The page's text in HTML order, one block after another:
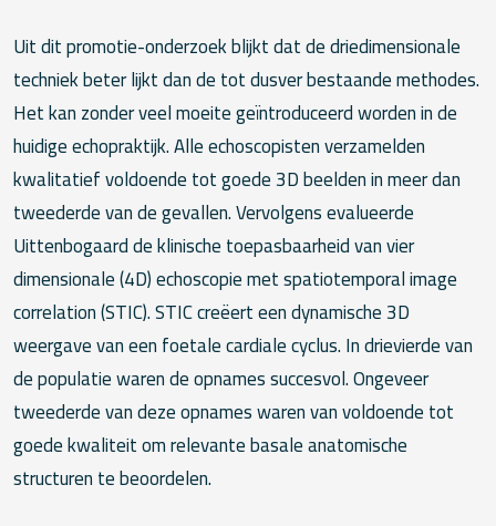
Uit dit promotie-onderzoek blijkt dat de driedimensionale
techniek beter lijkt dan de tot dusver bestaande methodes.
Het kan zonder veel moeite geïntroduceerd worden in de
huidige echopraktijk. Alle echoscopisten verzamelden
kwalitatief voldoende tot goede 3D beelden in meer dan
tweederde van de gevallen. Vervolgens evalueerde
Uittenbogaard de klinische toepasbaarheid van vier
dimensionale (4D) echoscopie met spatiotemporal image
correlation (STIC). STIC creëert een dynamische 3D
weergave van een foetale cardiale cyclus. In drievierde van
de populatie waren de opnames succesvol. Ongeveer
tweederde van deze opnames waren van voldoende tot
goede kwaliteit om relevante basale anatomische
structuren te beoordelen.